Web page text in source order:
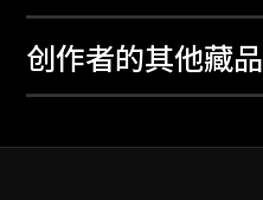
创作者的其他藏品